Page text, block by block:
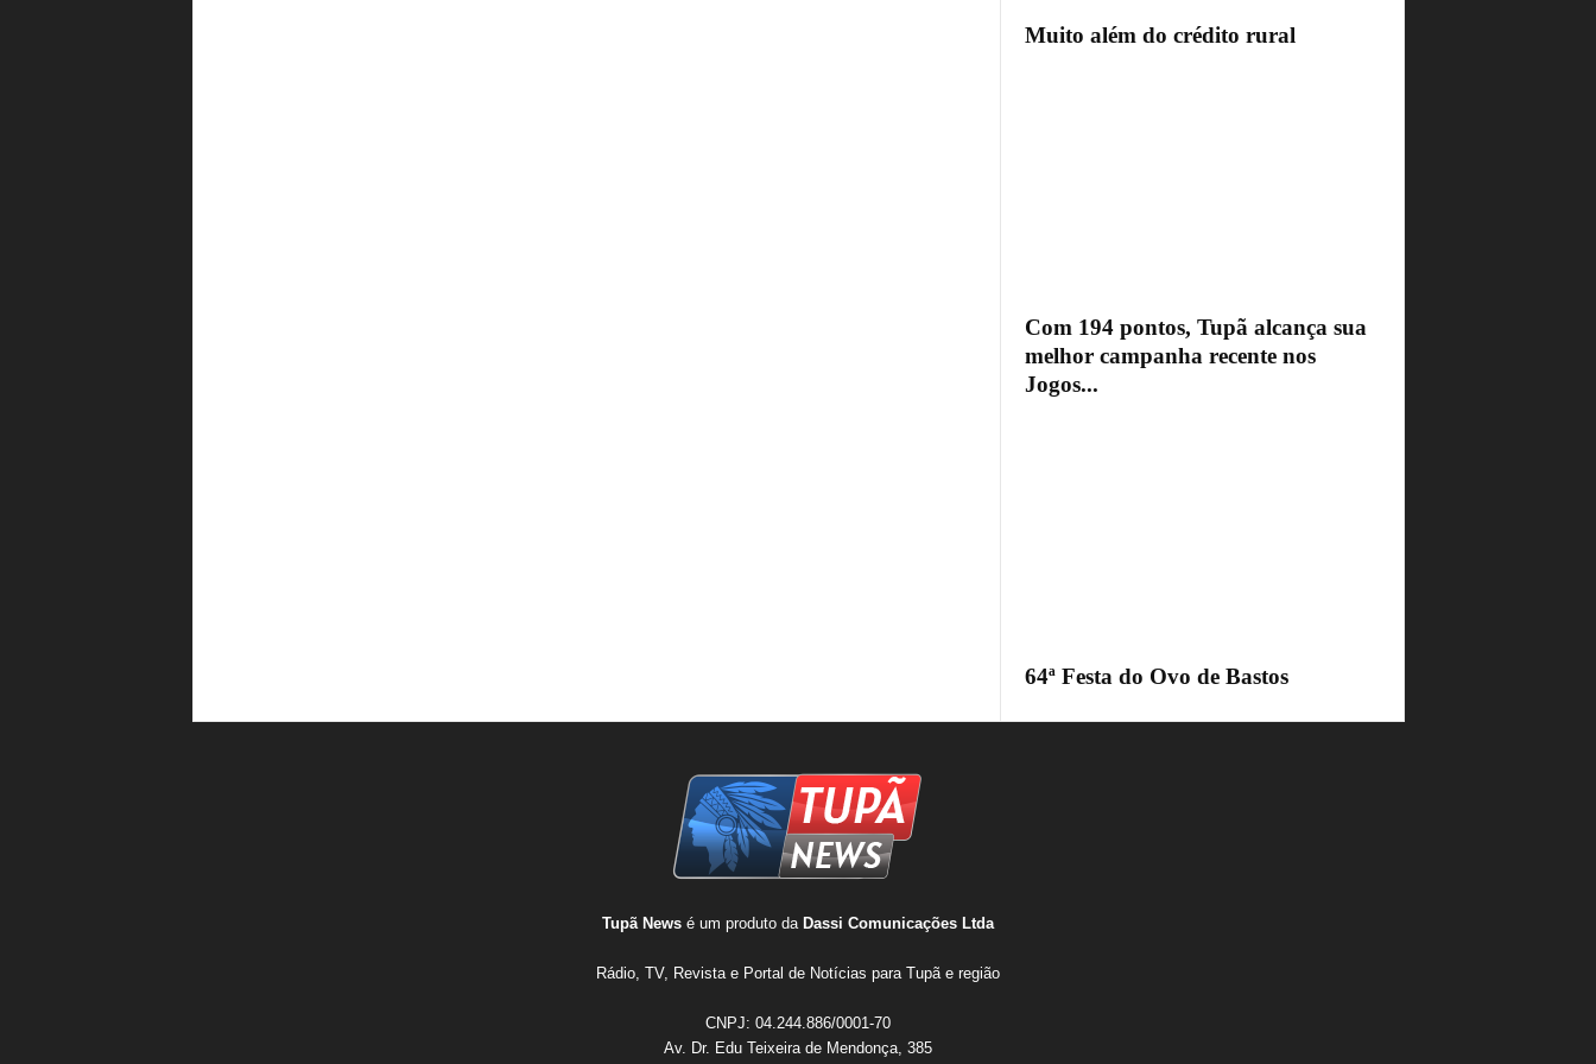
Muito além do crédito rural
Com 194 pontos, Tupã alcança sua
melhor campanha recente nos
Jogos...
64ª Festa do Ovo de Bastos
Tupã News é um produto da Dassi Comunicações Ltda
Rádio, TV, Revista e Portal de Notícias para Tupã e região
CNPJ: 04.244.886/0001-70
Av. Dr. Edu Teixeira de Mendonça, 385